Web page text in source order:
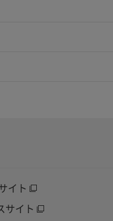
イト
サイト